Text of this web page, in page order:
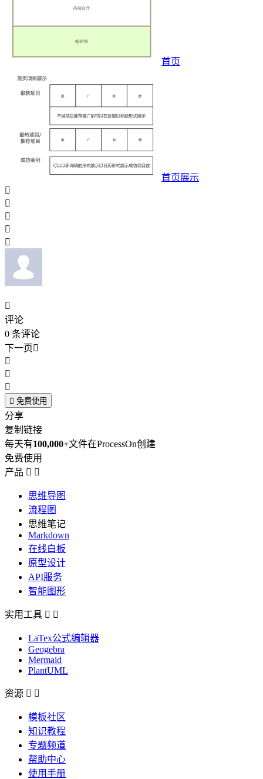
首页
首页展示






评论
0 条评论
下一页



 免费使用
分享
复制链接
每天有100,000+文件在ProcessOn创建
免费使用
产品  
思维导图
流程图
思维笔记
Markdown
在线白板
原型设计
API服务
智能图形
实用工具  
LaTex公式编辑器
Geogebra
Mermaid
PlantUML
资源  
模板社区
知识教程
专题频道
帮助中心
使用手册